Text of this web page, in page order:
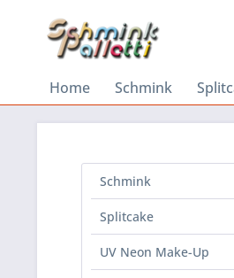
Home Schmink
Schmink
Splitcake
UV Neon Make-Up